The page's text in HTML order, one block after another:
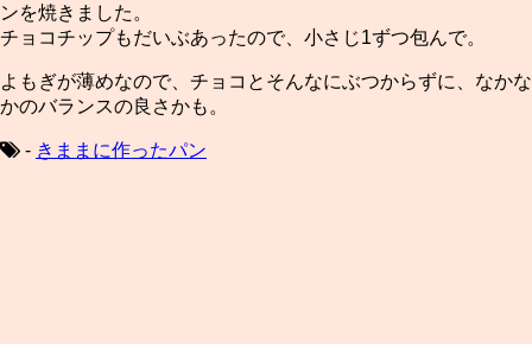
ンを焼きました。
チョコチップもだいぶあったので、小さじ1ずつ包んで。
よもぎが薄めなので、チョコとそんなにぶつからずに、なかな
かのバランスの良さかも。
- きままに作ったパン